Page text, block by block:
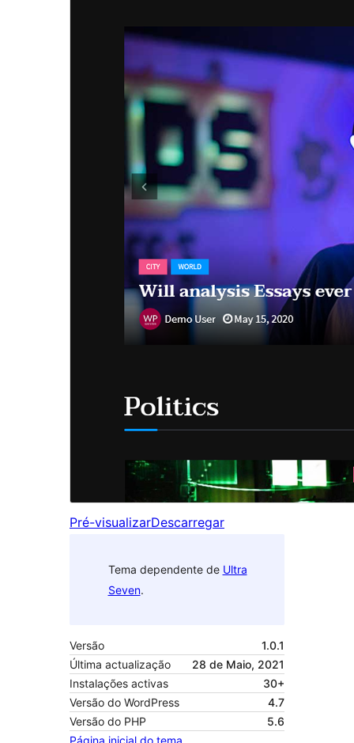
Pré-visualizarDescarregar
Tema dependente de Ultra
Seven.
Versão
1.0.1
Última actualização
28 de Maio, 2021
Instalações activas
30+
Versão do WordPress
4.7
Versão do PHP
5.6